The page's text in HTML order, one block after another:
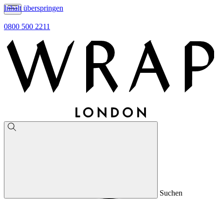
Inhalt überspringen
0800 500 2211
Suchen